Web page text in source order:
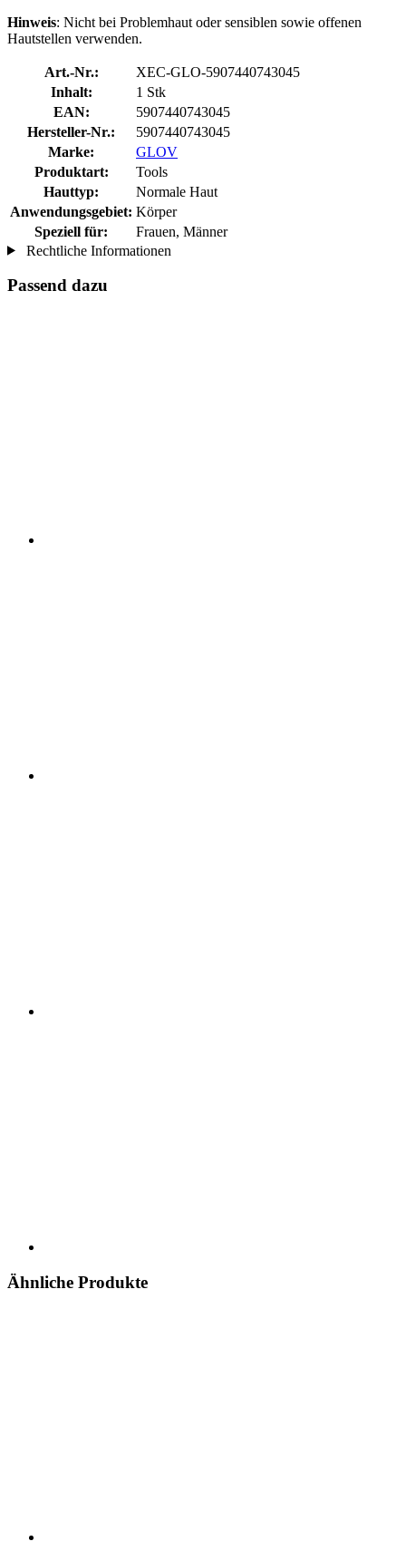
Hinweis: Nicht bei Problemhaut oder sensiblen sowie offenen
Hautstellen verwenden.
Art.-Nr.:
XEC-GLO-5907440743045
Inhalt:
1 Stk
EAN:
5907440743045
Hersteller-Nr.:
5907440743045
Marke:
GLOV
Produktart:
Tools
Hauttyp:
Normale Haut
Anwendungsgebiet: Körper
Speziell für:
Frauen, Männer
Rechtliche Informationen
Passend dazu
Ähnliche Produkte